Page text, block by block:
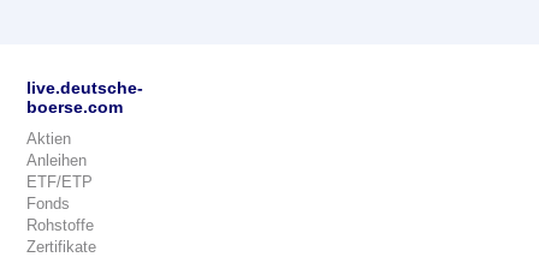
live.deutsche-
boerse.com
Aktien
Anleihen
ETF/ETP
Fonds
Rohstoffe
Zertifikate